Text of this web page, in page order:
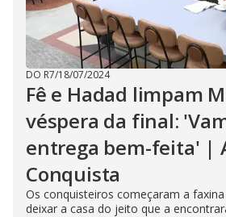
DO R7/18/07/2024
Fê e Hadad limpam
véspera da final:
entrega bem-feita' |
Conquista
Os conquisteiros começaram a
deixar a casa do jeito que a